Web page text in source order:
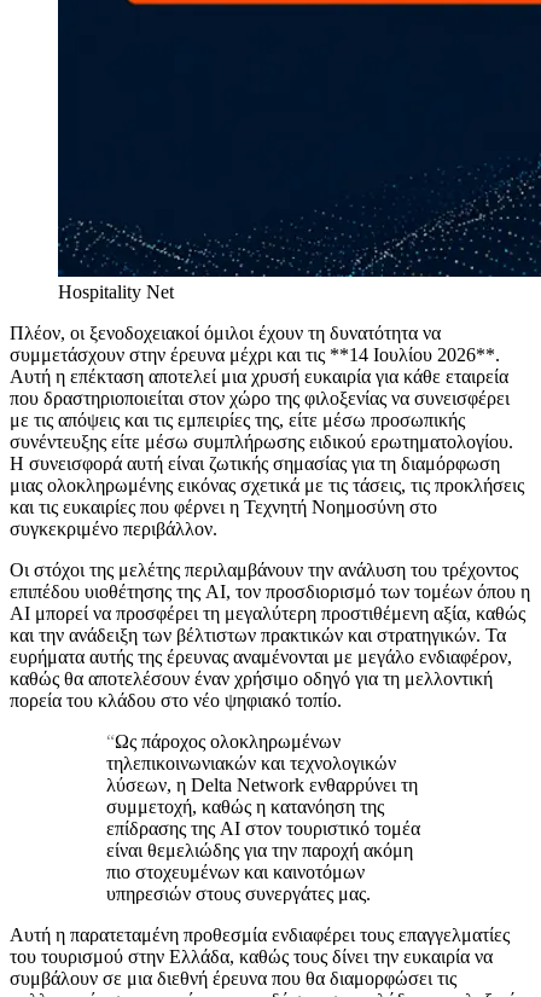
Hospitality Net
Πλέον, οι ξενοδοχειακοί όμιλοι έχουν τη δυνατότητα να
συμμετάσχουν στην έρευνα μέχρι και τις **14 Ιουλίου 2026**.
Αυτή η επέκταση αποτελεί μια χρυσή ευκαιρία για κάθε εταιρεία
που δραστηριοποιείται στον χώρο της φιλοξενίας να συνεισφέρει
με τις απόψεις και τις εμπειρίες της, είτε μέσω προσωπικής
συνέντευξης είτε μέσω συμπλήρωσης ειδικού ερωτηματολογίου.
Η συνεισφορά αυτή είναι ζωτικής σημασίας για τη διαμόρφωση
μιας ολοκληρωμένης εικόνας σχετικά με τις τάσεις, τις προκλήσεις
και τις ευκαιρίες που φέρνει η Τεχνητή Νοημοσύνη στο
συγκεκριμένο περιβάλλον.
Οι στόχοι της μελέτης περιλαμβάνουν την ανάλυση του τρέχοντος
επιπέδου υιοθέτησης της AI, τον προσδιορισμό των τομέων όπου η
AI μπορεί να προσφέρει τη μεγαλύτερη προστιθέμενη αξία, καθώς
και την ανάδειξη των βέλτιστων πρακτικών και στρατηγικών. Τα
ευρήματα αυτής της έρευνας αναμένονται με μεγάλο ενδιαφέρον,
καθώς θα αποτελέσουν έναν χρήσιμο οδηγό για τη μελλοντική
πορεία του κλάδου στο νέο ψηφιακό τοπίο.
“Ως πάροχος ολοκληρωμένων
τηλεπικοινωνιακών και τεχνολογικών
λύσεων, η Delta Network ενθαρρύνει τη
συμμετοχή, καθώς η κατανόηση της
επίδρασης της AI στον τουριστικό τομέα
είναι θεμελιώδης για την παροχή ακόμη
πιο στοχευμένων και καινοτόμων
υπηρεσιών στους συνεργάτες μας.
Αυτή η παρατεταμένη προθεσμία ενδιαφέρει τους επαγγελματίες
του τουρισμού στην Ελλάδα, καθώς τους δίνει την ευκαιρία να
συμβάλουν σε μια διεθνή έρευνα που θα διαμορφώσει τις